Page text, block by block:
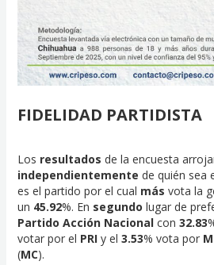
FIDELIDAD PARTIDISTA
Los resultados de la encuesta
independientemente de quién sea
es el partido por el cual más vota la
un 45.92%. En segundo lugar de
Partido Acción Nacionalcon 32.83
votar por el PRI y el 3.53% vota por
(MC).